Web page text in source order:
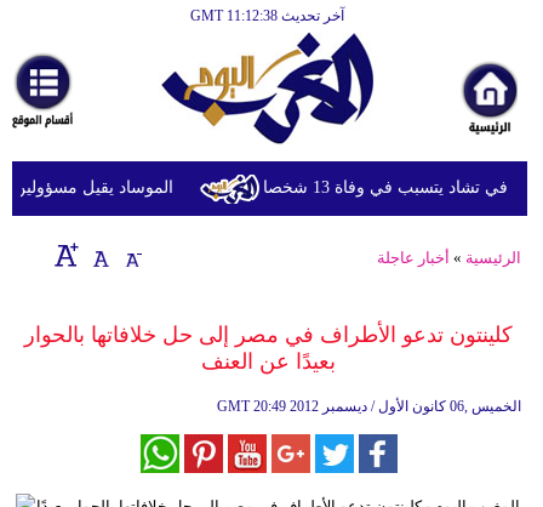
آخر تحديث GMT 11:12:38
أخبارعاجلة
رياضة
ثقافة
إقتصاد
وموسيقى
الموساد يقيل مسؤولين تشاد يتسبب في وفاة 13 شخصا
الرئيسية » أخبار عاجلة
كلينتون تدعو الأطراف في مصر إلى حل خلافاتها بالحوار
بعيدًا عن العنف
GMT 20:49 2012 الخميس ,06 كانون الأول / ديسمبر